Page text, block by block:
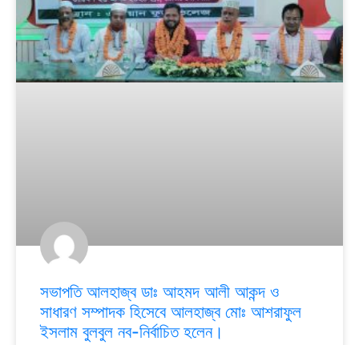
সভাপতি আলহাজ্ব ডাঃ আহমদ আলী আকন্দ ও
সাধারণ সম্পাদক হিসেবে আলহাজ্ব মোঃ আশরাফুল
ইসলাম বুলবুল নব-নির্বাচিত হলেন।